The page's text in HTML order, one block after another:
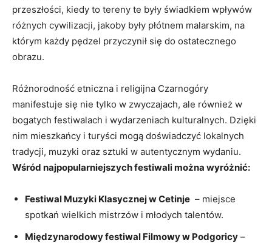
przeszłości, kiedy to tereny te były świadkiem ‌wpływów
różnych cywilizacji, jakoby były płótnem malarskim, na
którym​ każdy pędzel przyczynił się do ostatecznego
‍obrazu.
Różnorodność ‌etniczna i⁤ religijna‌ Czarnogóry
manifestuje​ się nie tylko w ‍zwyczajach,⁢ ale również w
bogatych festiwalach ⁣i wydarzeniach kulturalnych. Dzięki
nim mieszkańcy ​i turyści mogą doświadczyć lokalnych
tradycji, muzyki oraz sztuki w ‌autentycznym wydaniu.
Wśród ​najpopularniejszych festiwali⁣ można wyróżnić:
Festiwal Muzyki Klasycznej ‌w Cetinje ⁢ – miejsce
spotkań wielkich mistrzów i młodych talentów.
Międzynarodowy⁤ festiwal Filmowy w Podgoricy –